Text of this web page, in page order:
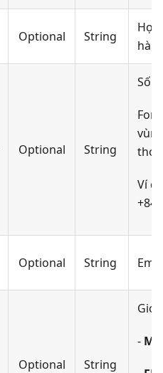
Optional String
Họ
Optional String
Số
Ví
Optional String
Optional String
Giới
-